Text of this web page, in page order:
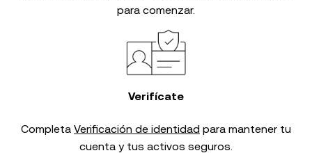
para comenzar.
Verifícate
Completa Verificación de identidad para mantener tu
cuenta y tus activos seguros.